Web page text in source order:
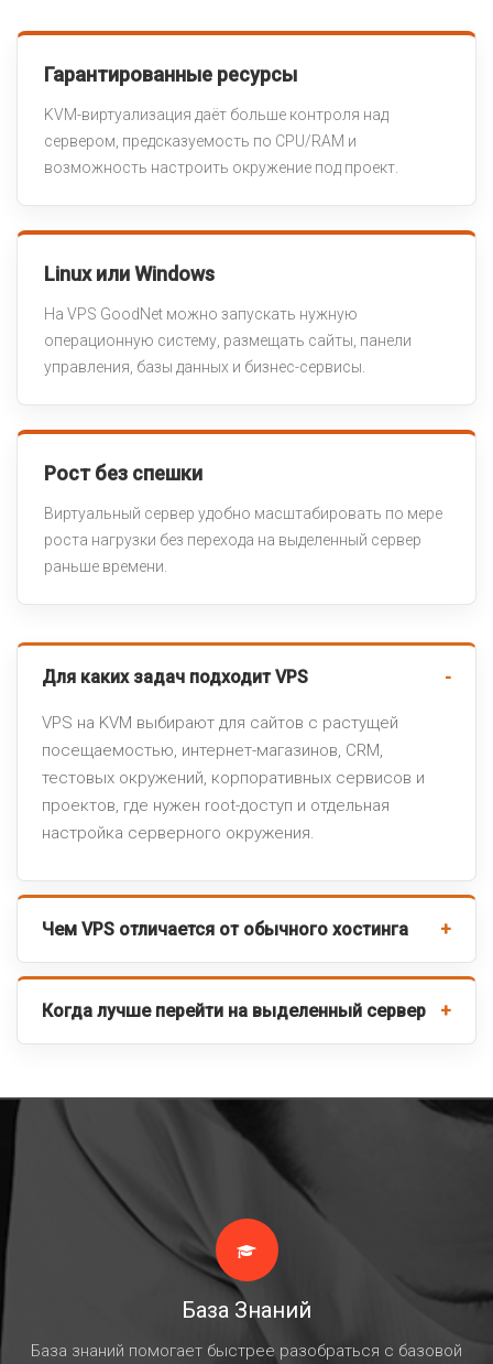
Гарантированные ресурсы
KVM-виртуализация даёт больше контроля над
сервером, предсказуемость по CPU/RAM и
возможность настроить окружение под проект.
Linux или Windows
На VPS GoodNet можно запускать нужную
операционную систему, размещать сайты, панели
управления, базы данных и бизнес-сервисы.
Рост без спешки
Виртуальный сервер удобно масштабировать по мере
роста нагрузки без перехода на выделенный сервер
раньше времени.
Для каких задач подходит VPS
VPS на KVM выбирают для сайтов с растущей
посещаемостью, интернет-магазинов, CRM,
тестовых окружений, корпоративных сервисов и
проектов, где нужен root-доступ и отдельная
настройка серверного окружения.
Чем VPS отличается от обычного хостинга
Когда лучше перейти на выделенный сервер
База Знаний
База знаний помогает быстрее разобраться с базовой